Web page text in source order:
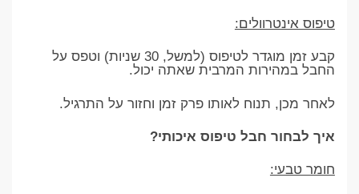
טיפוס אינטרוולים:
קבע זמן מוגדר לטיפוס (למשל, 30 שניות) וטפס על
החבל במהירות המרבית שאתה יכול.
לאחר מכן, תנוח לאותו פרק זמן וחזור על התרגיל.
איך לבחור חבל טיפוס איכותי?
חומר טבעי: